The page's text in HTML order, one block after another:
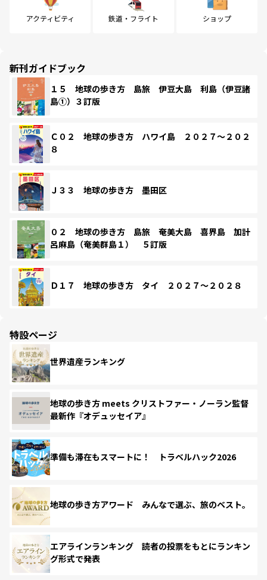
アクティビティ 鉄道・フライト ショップ
新刊ガイドブック
１５ 地球の歩き方 島旅 伊豆大島 利島（伊豆諸
島①）３訂版
Ｃ０２ 地球の歩き方 ハワイ島 ２０２７～２０２
８
Ｊ３３ 地球の歩き方 墨田区
０２ 地球の歩き方 島旅 奄美大島 喜界島 加計
呂麻島（奄美群島１） ５訂版
Ｄ１７ 地球の歩き方 タイ ２０２７～２０２８
特設ページ
世界遺産ランキング
地球の歩き方 meets クリストファー・ノーラン監督
最新作『オデュッセイア』
準備も滞在もスマートに！ トラベルハック2026
地球の歩き方アワード みんなで選ぶ、旅のベスト。
エアラインランキング 読者の投票をもとにランキン
グ形式で発表